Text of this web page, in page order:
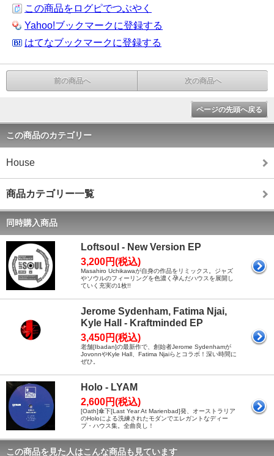
この商品をログピでつぶやく
Yahoo!ブックマークに登録する
はてなブックマークに登録する
前の商品へ 次の商品へ
ページの先頭へ戻る
この商品のカテゴリー
House
商品カテゴリー一覧
同時購入商品
Loftsoul - New Version EP
3,200円(税込)
Masahiro Uchikawaが自身の作品をリミックス。ジャズ
やソウルのフィーリングを色濃く孕んだハウスを展開し
ていく充実の1枚!!
Jerome Sydenham, Fatima Njai,
Kyle Hall - Kraftminded EP
3,450円(税込)
老舗[Ibadan]の最新作で、創始者Jerome Sydenhamが
JovonnやKyle Hall、Fatima Njaiらとコラボ！深い時間に
ぜひ。
Holo - LYAM
2,600円(税込)
[Oath]傘下[Last Year At Marienbad]発、オーストラリア
のHoloによる洗練されたモダンでエレガントなディー
プ・ハウス集。全曲良し！
この商品を見た人はこんな商品も見ています